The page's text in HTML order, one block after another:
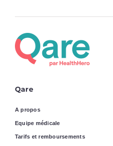
Qare
A propos
Equipe médicale
Tarifs et remboursements